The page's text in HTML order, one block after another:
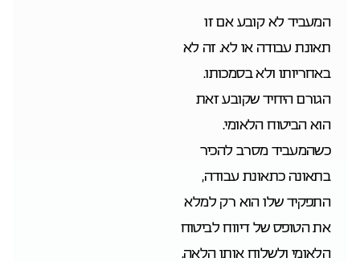
המעביד לא קובע אם זו
תאונת עבודה או לא. זה לא
באחריותו ולא בסמכותו.
הגורם היחיד שקובע זאת
הוא הביטוח הלאומי.
כשהמעביד מסרב להכיר
בתאונה כתאונת עבודה,
התפקיד שלו הוא רק למלא
את הטופס של דיווח לביטוח
הלאומי ולשלוח אותו הלאה.